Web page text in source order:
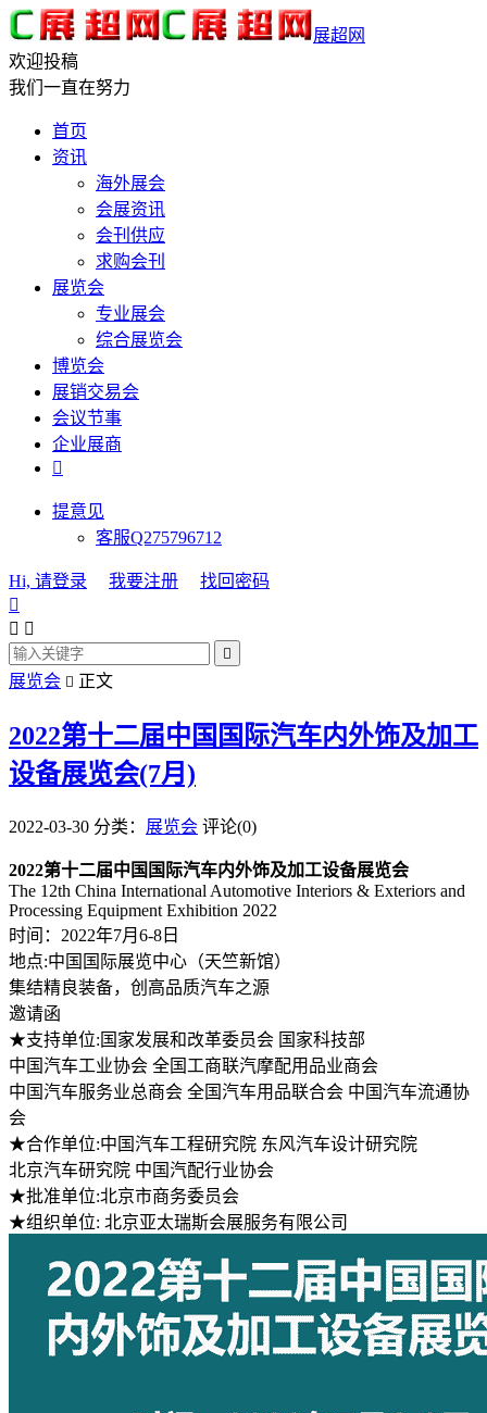
展超网
欢迎投稿
我们一直在努力
首页
资讯
海外展会
会展资讯
会刊供应
求购会刊
展览会
专业展会
综合展览会
博览会
展销交易会
会议节事
企业展商

提意见
客服Q275796712
Hi, 请登录 我要注册
找回密码

 

展览会  正文
2022第十二届中国国际汽车内外饰及加工
设备展览会(7月)
2022-03-30 分类： 展览会 评论(0)
2022第十二届中国国际汽车内外饰及加工设备展览会
The 12th China International Automotive Interiors & Exteriors and
Processing Equipment Exhibition 2022
时间：2022年7月6-8日
地点:中国国际展览中心（天竺新馆）
集结精良装备，创高品质汽车之源
邀请函
★支持单位:国家发展和改革委员会 国家科技部
中国汽车工业协会 全国工商联汽摩配用品业商会
中国汽车服务业总商会 全国汽车用品联合会 中国汽车流通协
会
★合作单位:中国汽车工程研究院 东风汽车设计研究院
北京汽车研究院 中国汽配行业协会
★批准单位:北京市商务委员会
★组织单位: 北京亚太瑞斯会展服务有限公司